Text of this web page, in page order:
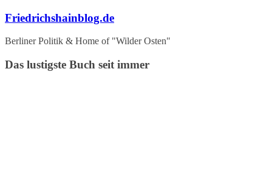
Zum
springen
Friedrichshainblog.de
Berliner Politik & Home of "Wilder Osten"
Das lustigste Buch seit immer